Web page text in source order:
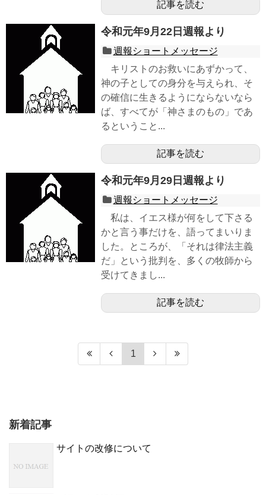
記事を読む
令和元年9月22日週報より
週報ショートメッセージ
キリストのお救いにあずかって、
神の子としての身分を与えられ、そ
の確信に生きるようにならないなら
ば、すべてが「神さまのもの」であ
るということ...
記事を読む
令和元年9月29日週報より
週報ショートメッセージ
私は、イエス様が何をして下さる
かと言う事だけを、語ってまいりま
した。ところが、「それは律法主義
だ」という批判を、多くの牧師から
受けてきまし...
記事を読む
1
新着記事
サイトの改修について